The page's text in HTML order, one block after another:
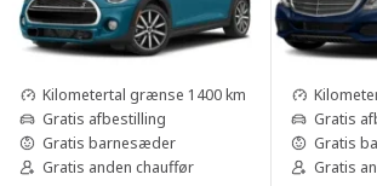
Kilometertal grænse 1400 km
Gratis afbestilling
Gratis barnesæder
Gratis anden chauffør
Gratis
Gratis
Gratis